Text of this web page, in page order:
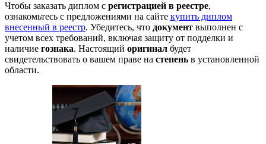
Чтобы заказать диплом с регистрацией в реестре,
ознакомьтесь с предложениями на сайте купить диплом
внесенный в реестр. Убедитесь, что документ выполнен с
учетом всех требований, включая защиту от подделки и
наличие гознака. Настоящий оригинал будет
свидетельствовать о вашем праве на степень в установленной
области.